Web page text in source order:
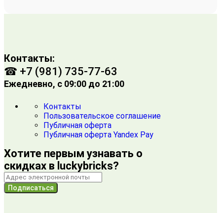
Контакты:
☎ +7 (981) 735-77-63
Ежедневно, с 09:00 до 21:00
Контакты
Пользовательское соглашение
Публичная оферта
Публичная оферта Yandex Pay
Хотите первым узнавать о
скидках в luckybricks?
Подписаться